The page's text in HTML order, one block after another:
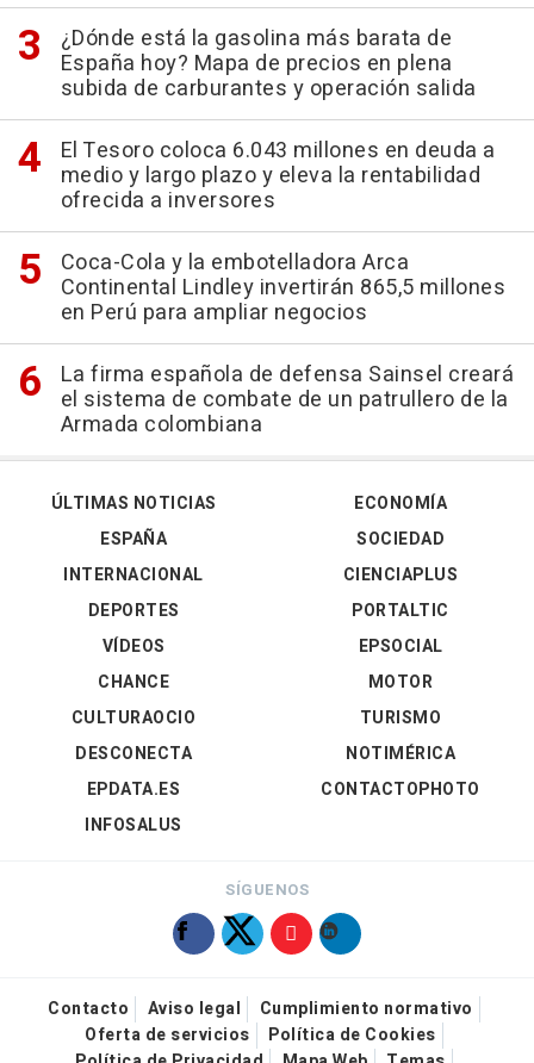
¿Dónde está la gasolina más barata de
España hoy? Mapa de precios en plena
subida de carburantes y operación salida
El Tesoro coloca 6.043 millones en deuda a
medio y largo plazo y eleva la rentabilidad
ofrecida a inversores
Coca-Cola y la embotelladora Arca
Continental Lindley invertirán 865,5 millones
en Perú para ampliar negocios
La firma española de defensa Sainsel creará
el sistema de combate de un patrullero de la
Armada colombiana
ÚLTIMAS NOTICIAS
ESPAÑA
INTERNACIONAL
DEPORTES
VÍDEOS
ECONOMÍA
SOCIEDAD
CIENCIAPLUS
PORTALTIC
EPSOCIAL
CHANCE
CULTURAOCIO
DESCONECTA
EPDATA.ES
INFOSALUS
MOTOR
TURISMO
NOTIMÉRICA
CONTACTOPHOTO
SÍGUENOS
Contacto Aviso legal
Cumplimiento normativo
Oferta de servicios
Política de Cookies